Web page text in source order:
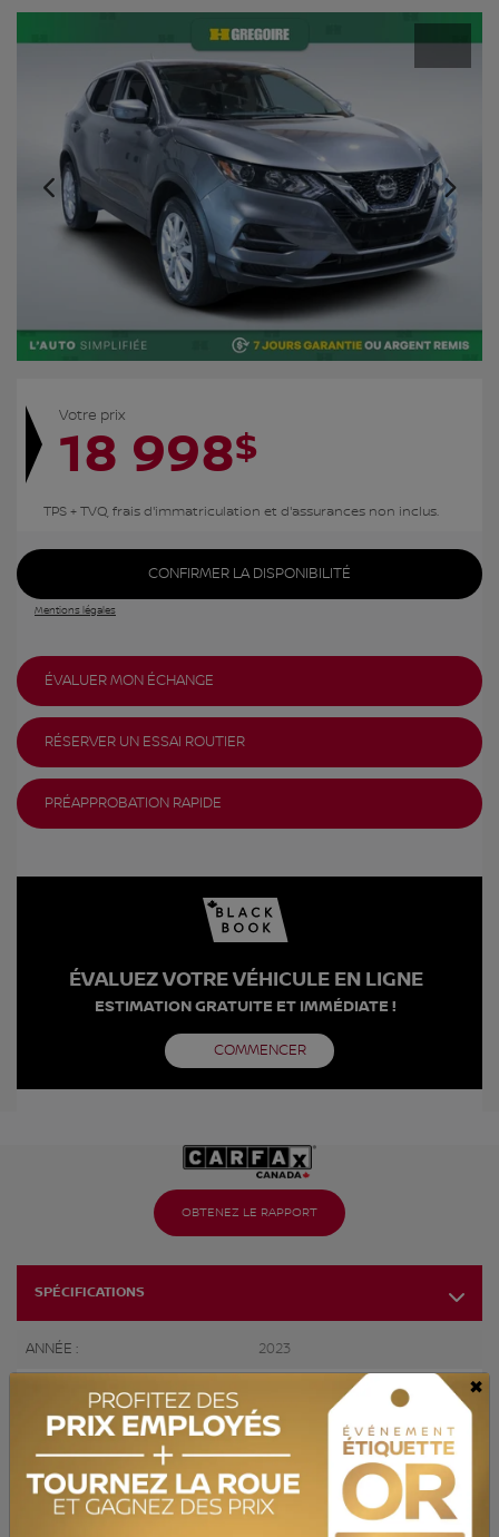
OBTENEZ LE RAPPORT
SPÉCIFICATIONS
ANNÉE : 2023
TRANSMISSION : Automatique
Traction avant
MOTEUR : 4 Cylindres
Votre prix
18 998$
TPS + TVQ, frais d'immatriculation et d'assurances non inclus.
CONFIRMER LA DISPONIBILITÉ
Mentions légales
ÉVALUER MON ÉCHANGE
RÉSERVER UN ESSAI ROUTIER
PRÉAPPROBATION RAPIDE
ÉVALUEZ VOTRE VÉHICULE EN LIGNE
ESTIMATION GRATUITE ET IMMÉDIATE !
COMMENCER
×